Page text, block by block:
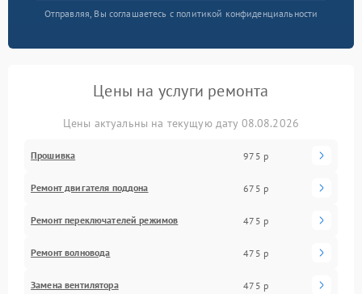
Отправляя, Вы соглашаетесь с политикой конфиденциальности
Цены на услуги ремонта
Цены актуальны на текущую дату 08.08.2026
Прошивка 975 р
Ремонт двигателя поддона 675 р
Ремонт переключателей режимов 475 р
Ремонт волновода 475 р
Замена вентилятора 475 р